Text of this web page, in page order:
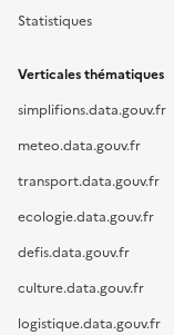
Statistiques
Verticales thématiques
simplifions.data.gouv.fr
meteo.data.gouv.fr
transport.data.gouv.fr
ecologie.data.gouv.fr
defis.data.gouv.fr
culture.data.gouv.fr
logistique.data.gouv.fr